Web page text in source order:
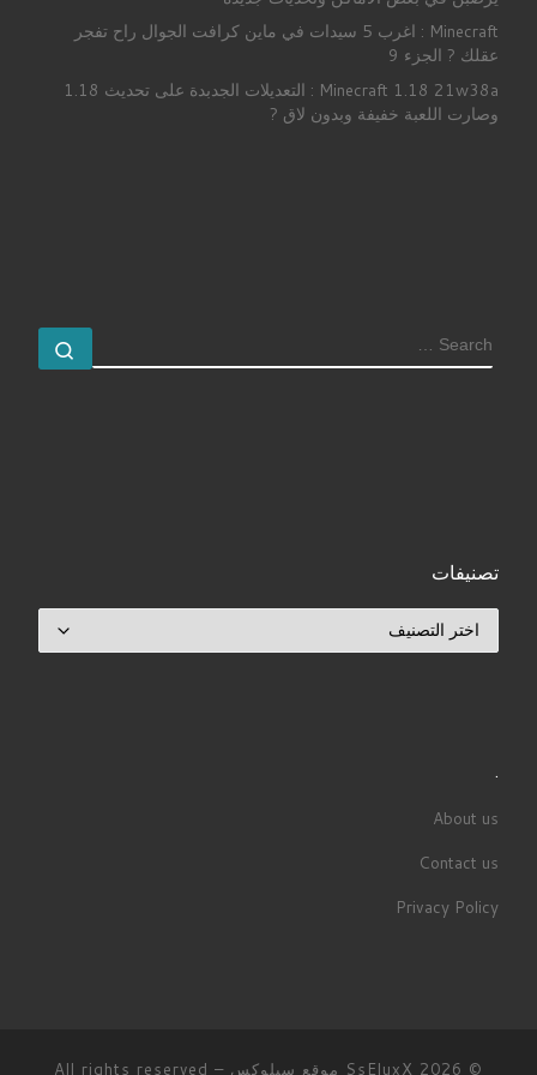
Minecraft : اغرب 5 سيدات في ماين كرافت الجوال راح تفجر
عقلك ? الجزء 9
Minecraft 1.18 21w38a : التعديلات الجدبدة على تحديث 1.18
وصارت اللعبة خفيفة وبدون لاق ?
SEARCH
تصنيفات
.
About us
Contact us
Privacy Policy
© 2026 SsEluxX موقع سيلوكس – All rights reserved